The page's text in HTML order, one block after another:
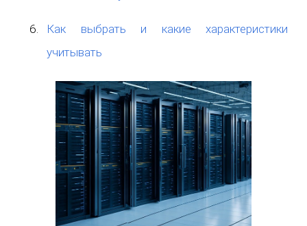
Как выбрать и какие характеристики
учитывать